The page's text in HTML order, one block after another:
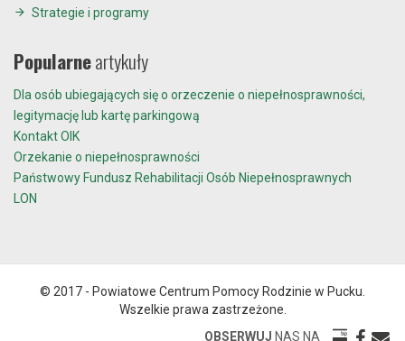
Strategie i programy
Popularneartykuły
Dla osób ubiegających się o orzeczenie o niepełnosprawności,
legitymację lub kartę parkingową
Kontakt OIK
Orzekanie o niepełnosprawności
Państwowy Fundusz Rehabilitacji Osób Niepełnosprawnych
LON
© 2017 - Powiatowe Centrum Pomocy Rodzinie w Pucku.
Wszelkie prawa zastrzeżone.
OBSERWUJ NAS NA